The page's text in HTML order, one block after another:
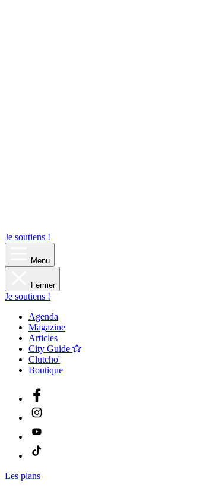
Je soutiens !
Menu
Fermer
Je soutiens !
Agenda
Magazine
Articles
City Guide
Clutcho'
Boutique
Les plans